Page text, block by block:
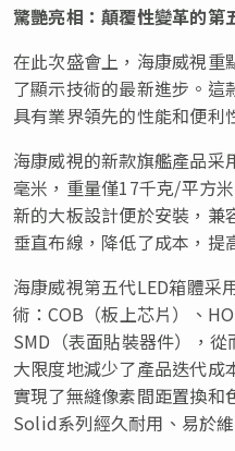
驚艷亮相：顛覆性變革的第
在此次盛會上，海康威視重
了顯示技術的最新進步。這
具有業界領先的性能和便利
海康威視的新款旗艦產品采
毫米，重量僅17千克/平方
新的大板設計便於安裝，兼
垂直布線，降低了成本，提
海康威視第五代LED箱體采
術：COB（板上芯片）、
SMD（表面貼裝器件），
大限度地減少了產品迭代
實現了無縫像素間距置換
Solid系列經久耐用、易於